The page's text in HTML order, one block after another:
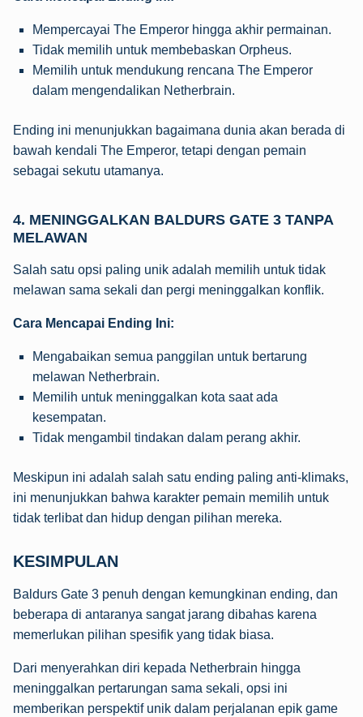
Mempercayai The Emperor hingga akhir permainan.
Tidak memilih untuk membebaskan Orpheus.
Memilih untuk mendukung rencana The Emperor
dalam mengendalikan Netherbrain.
Ending ini menunjukkan bagaimana dunia akan berada di
bawah kendali The Emperor, tetapi dengan pemain
sebagai sekutu utamanya.
4. MENINGGALKAN BALDURS GATE 3 TANPA
MELAWAN
Salah satu opsi paling unik adalah memilih untuk tidak
melawan sama sekali dan pergi meninggalkan konflik.
Cara Mencapai Ending Ini:
Mengabaikan semua panggilan untuk bertarung
melawan Netherbrain.
Memilih untuk meninggalkan kota saat ada
kesempatan.
Tidak mengambil tindakan dalam perang akhir.
Meskipun ini adalah salah satu ending paling anti-klimaks,
ini menunjukkan bahwa karakter pemain memilih untuk
tidak terlibat dan hidup dengan pilihan mereka.
KESIMPULAN
Baldurs Gate 3 penuh dengan kemungkinan ending, dan
beberapa di antaranya sangat jarang dibahas karena
memerlukan pilihan spesifik yang tidak biasa.
Dari menyerahkan diri kepada Netherbrain hingga
meninggalkan pertarungan sama sekali, opsi ini
memberikan perspektif unik dalam perjalanan epik game